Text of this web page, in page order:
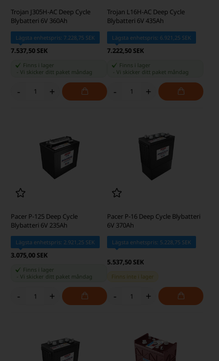
Trojan J305H-AC Deep Cycle
Blybatteri 6V 360Ah
Lägsta enhetspris: 7.228,75 SEK
7.537,50 SEK
Finns i lager
-Vi skicker ditt paket måndag
- +
Trojan L16H-AC Deep Cycle
Blybatteri 6V 435Ah
Lägsta enhetspris: 6.921,25 SEK
7.222,50 SEK
Finns i lager
Vi skicker ditt paket måndag
- +
Pacer P-125 Deep Cycle
Blybatteri 6V 235Ah
Lägsta enhetspris: 2.921,25 SEK
3.075,00 SEK
Finns i lager
-Vi skicker ditt paket måndag
- +
Pacer P-16 Deep Cycle Blybatteri
6V 370Ah
Lägsta enhetspris: 5.228,75 SEK
5.537,50 SEK
Finns inte i lager
- +